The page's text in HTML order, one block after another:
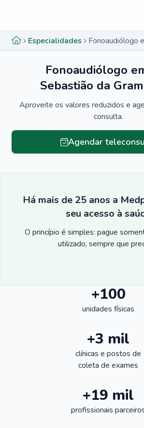
Especialidades
Fonoaudiólogo
Sebastião da
Aproveite os valores reduzidos e
consulta.
Agendar
Há mais de 25 anos a
seu acesso à
O princípio é simples: pague
utilizado, sempre que
+100
unidades físicas
+3 mil
clínicas e postos de
coleta de exames
+19 mil
profissionais